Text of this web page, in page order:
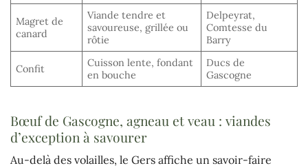
Magret de
canard
Viande tendre et
savoureuse, grillée ou
rôtie
Delpeyrat,
Comtesse du
Barry
Confit
Cuisson lente, fondant
en bouche
Ducs de
Gascogne
Bœuf de Gascogne, agneau et veau : viandes
d’exception à savourer
Au-delà des volailles, le Gers affiche un savoir-faire